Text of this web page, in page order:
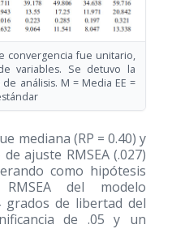
convergencia fue unitario,
variables. Se detuvo la
análisis. M = Media EE =
mediana (RP = 0.40) y
ajuste RMSEA (.027)
como hipótesis
del modelo
grados de libertad del
de .05 y un